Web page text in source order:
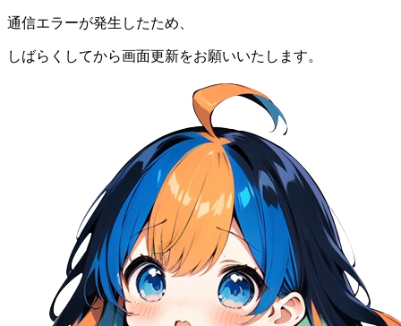
通信エラーが発生したため、
しばらくしてから画面更新をお願いいたします。